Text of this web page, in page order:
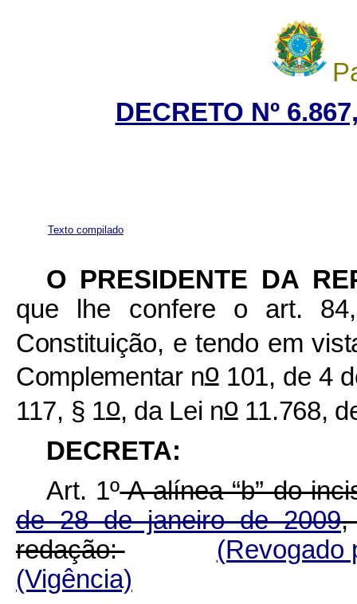
DECRETO Nº
Texto compilado
O PRESIDENTE DA
que lhe confere o art.
Constituição, e tendo em
Complementar no101, de 4
117, § 1o, da Lei no11.768,
DECRETA:
Art. 1ºA alínea “b” do
de 28 de janeiro de 2009,
redação:
(Revogado
(Vigência)